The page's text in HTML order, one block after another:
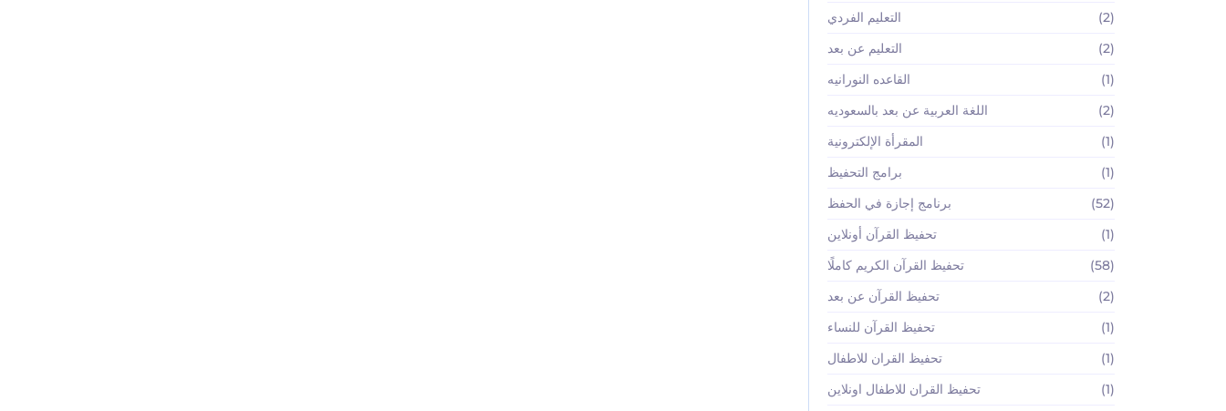
التعليم الفردي
(2)
التعليم عن بعد
(2)
القاعده النورانيه
(1)
اللغة العربية عن بعد بالسعوديه
(2)
المقرأة الإلكترونية
(1)
برامج التحفيظ
(1)
برنامج إجازة في الحفظ
(52)
تحفيظ القرآن أونلاين
(1)
تحفيظ القرآن الكريم كاملًا
(58)
تحفيظ القرآن عن بعد
(2)
تحفيظ القرآن للنساء
(1)
تحفيظ القران للاطفال
(1)
تحفيظ القران للاطفال اونلاين
(1)